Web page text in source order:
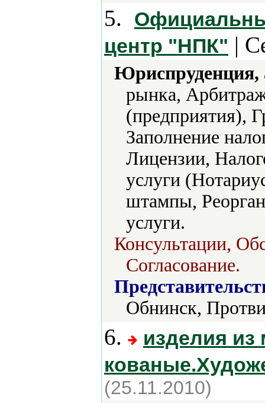
5.
центр "НПК" |
Юриспруденция,
рынка,
(предприятия),
Заполнение
Лицензии,
услуги
штампы,
услуги.
Консультации,
Согласование.
Обнинск,
6.
изделия из
(25.11.2010)